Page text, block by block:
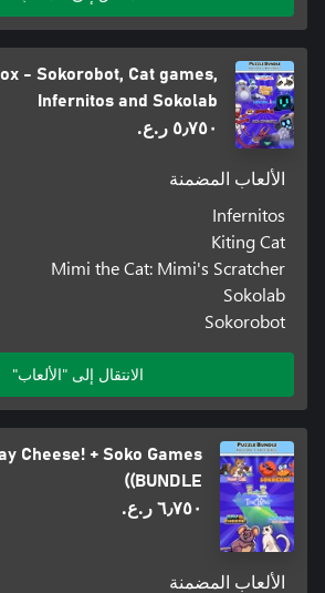
- Sokorobot, Cat games,
Infernitos and Sokolab
٥٫٧٥٠ ر.ع.‏
الألعاب المضمنة
Infernitos
Kiting Cat
Mimi the Cat: Mimi's Scratcher
Sokolab
Sokorobot
الانتقال إلى "الألعاب"
Cheese! + Soko Games
(BUNDLE)
٦٫٧٥٠ ر.ع.‏
الألعاب المضمنة